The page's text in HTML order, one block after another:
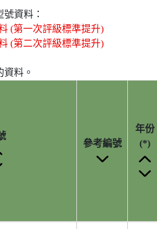
資料：
(第一次評級標準提升)
(第二次評級標準提升)
料。
參考編號
年份
(*)